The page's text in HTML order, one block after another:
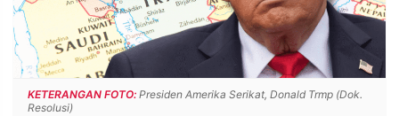
WARGA
INFORMASI
IKLAN
KIRIM
PENGADUAN TERM
KETERANGAN FOTO: Presiden Amerika Serikat, Donald Trmp (Dok.
Resolusi)